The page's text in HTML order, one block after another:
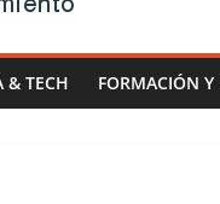
& TECH FORMACIÓN Y